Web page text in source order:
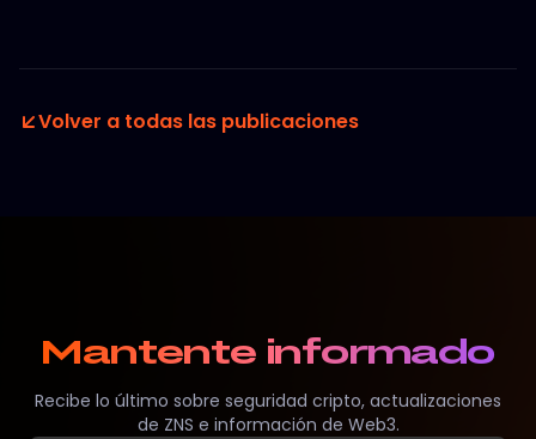
Volver a todas las publicaciones
Mantente informado
Recibe lo último sobre seguridad cripto, actualizaciones
de ZNS e información de Web3.